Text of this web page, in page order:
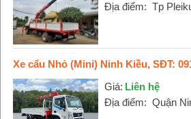
Địa điểm: Tp
Xe cẩu Nhỏ (Mini) Ninh Kiều, SĐT:
Giá: Liên hệ
Địa điểm: Quận